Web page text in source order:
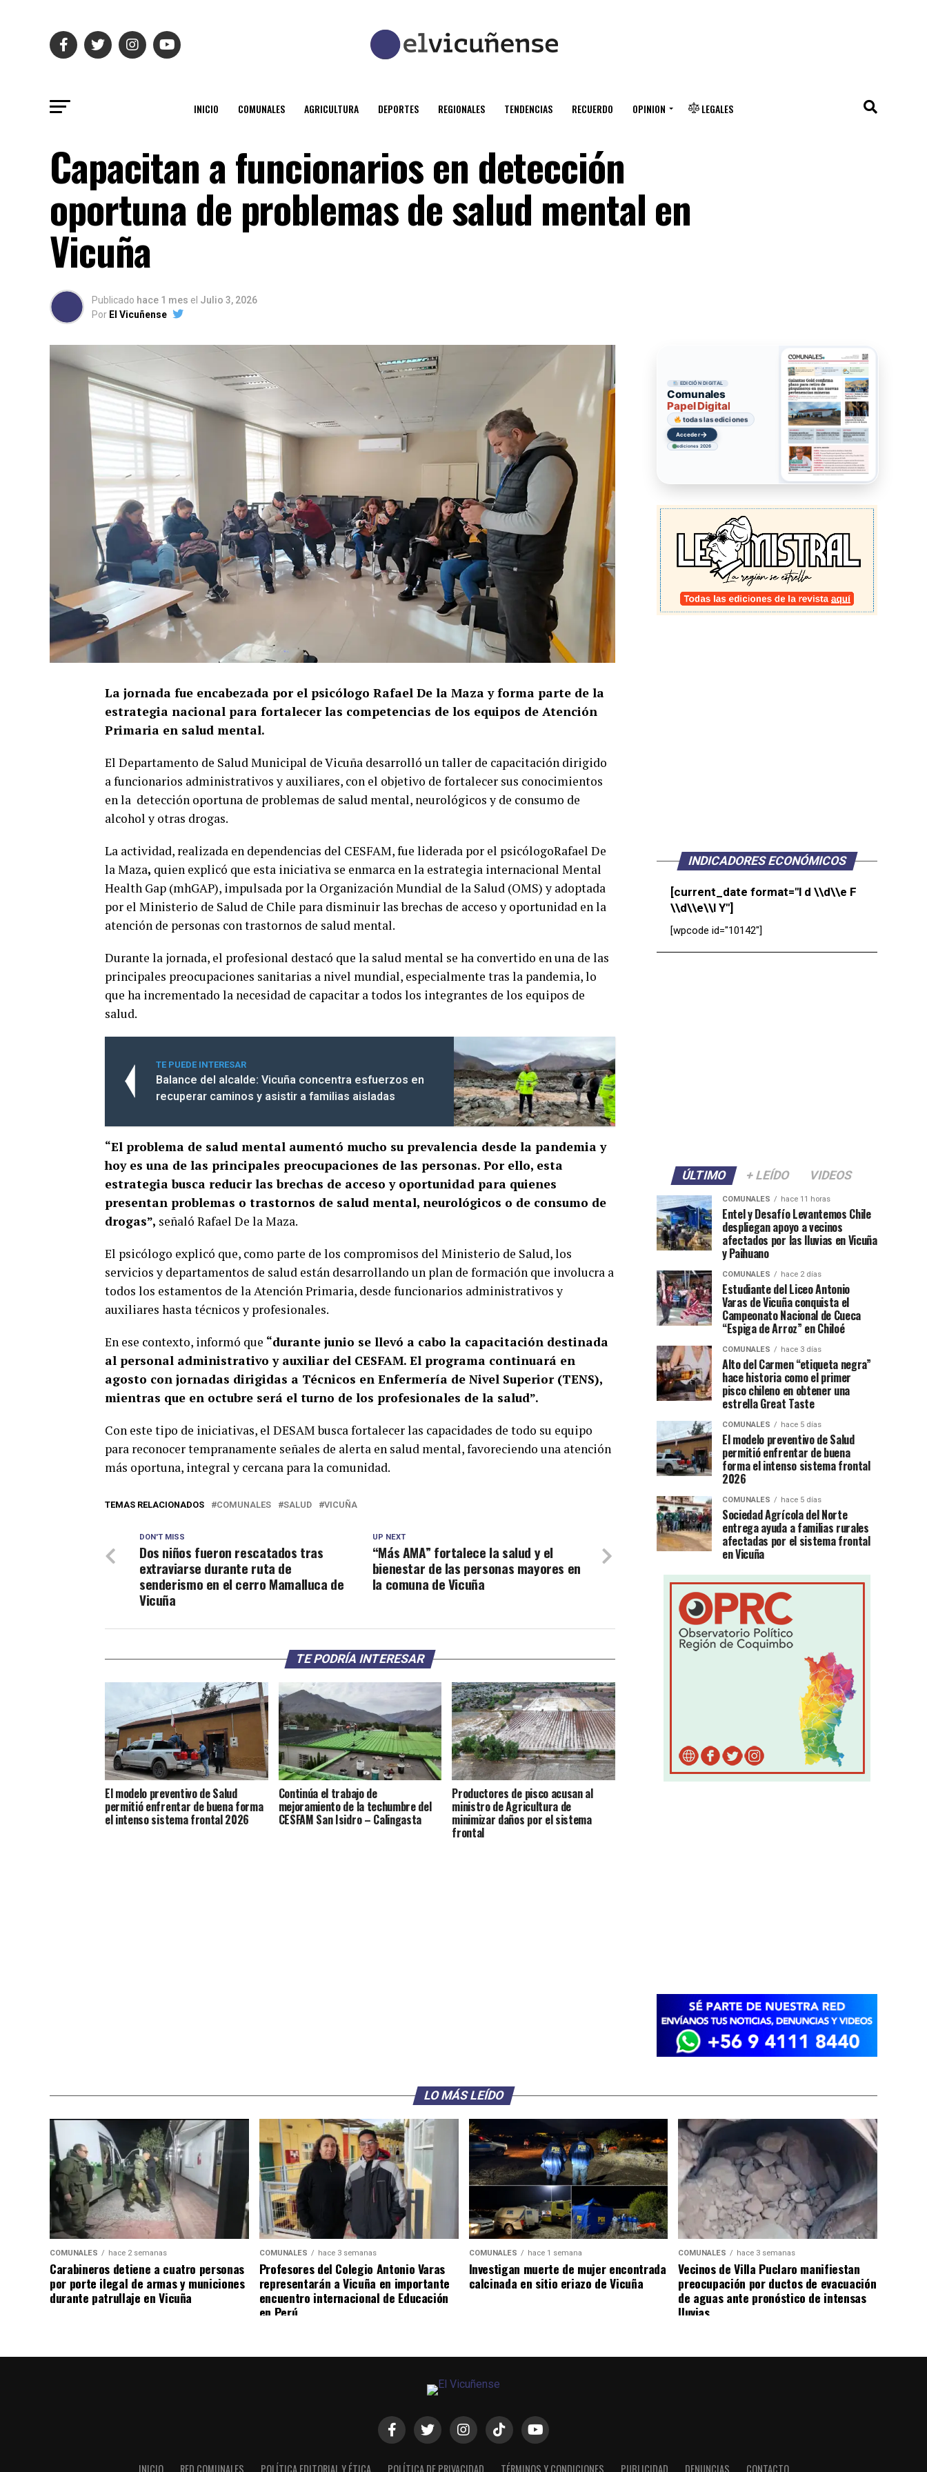
INICIO COMUNALES AGRICULTURA DEPORTES REGIONALES TENDENCIAS RECUERDO OPINION LEGALES
Capacitan a funcionarios en detección
oportuna de problemas de salud mental en
Vicuña
Publicado hace 1 mes el Julio 3, 2026
Por El Vicuñense
La jornada fue encabezada por el psicólogo Rafael De la Maza y forma parte de la
estrategia nacional para fortalecer las competencias de los equipos de Atención
Primaria en salud mental.
El Departamento de Salud Municipal de Vicuña desarrolló un taller de capacitación dirigido
a funcionarios administrativos y auxiliares, con el objetivo de fortalecer sus conocimientos
en la detección oportuna de problemas de salud mental, neurológicos y de consumo de
alcohol y otras drogas.
La actividad, realizada en dependencias del CESFAM, fue liderada por el psicólogoRafael De
la Maza, quien explicó que esta iniciativa se enmarca en la estrategia internacional Mental
Health Gap (mhGAP), impulsada por la Organización Mundial de la Salud (OMS) y adoptada
por el Ministerio de Salud de Chile para disminuir las brechas de acceso y oportunidad en la
atención de personas con trastornos de salud mental.
Durante la jornada, el profesional destacó que la salud mental se ha convertido en una de las
principales preocupaciones sanitarias a nivel mundial, especialmente tras la pandemia, lo
que ha incrementado la necesidad de capacitar a todos los integrantes de los equipos de
salud.
TE PUEDE INTERESAR
Balance del alcalde: Vicuña concentra esfuerzos en
recuperar caminos y asistir a familias aisladas
“El problema de salud mental aumentó mucho su prevalencia desde la pandemia y
hoy es una de las principales preocupaciones de las personas. Por ello, esta
estrategia busca reducir las brechas de acceso y oportunidad para quienes
presentan problemas o trastornos de salud mental, neurológicos o de consumo de
drogas”, señaló Rafael De la Maza.
El psicólogo explicó que, como parte de los compromisos del Ministerio de Salud, los
servicios y departamentos de salud están desarrollando un plan de formación que involucra a
todos los estamentos de la Atención Primaria, desde funcionarios administrativos y
auxiliares hasta técnicos y profesionales.
En ese contexto, informó que “durante junio se llevó a cabo la capacitación destinada
al personal administrativo y auxiliar del CESFAM. El programa continuará en
agosto con jornadas dirigidas a Técnicos en Enfermería de Nivel Superior (TENS),
mientras que en octubre será el turno de los profesionales de la salud”.
Con este tipo de iniciativas, el DESAM busca fortalecer las capacidades de todo su equipo
para reconocer tempranamente señales de alerta en salud mental, favoreciendo una atención
más oportuna, integral y cercana para la comunidad.
TEMAS RELACIONADOS COMUNALES SALUD VICUÑA
UP NEXT
“Más AMA” fortalece la salud y el
bienestar de las personas mayores en
la comuna de Vicuña
DON'T MISS
Dos niños fueron rescatados tras
extraviarse durante ruta de
senderismo en el cerro Mamalluca de
Vicuña
TE PODRÍA INTERESAR
El modelo preventivo de Salud
permitió enfrentar de buena forma
el intenso sistema frontal 2026
Continúa el trabajo de
mejoramiento de la techumbre del
CESFAM San Isidro – Calingasta
Productores de pisco acusan al
ministro de Agricultura de
minimizar daños por el sistema
frontal
EDICIÓN DIGITAL
Comunales
Papel Digital
todas las ediciones
Acceder→
ediciones 2026
INDICADORES ECONÓMICOS
[current_date format="l d \\d\\e F
\\d\\e\\l Y"]
[wpcode id="10142"]
ÚLTIMO + LEÍDO VIDEOS
COMUNALES hace 11 horas
Entel y Desafío Levantemos Chile
despliegan apoyo a vecinos
afectados por las lluvias en Vicuña
y Paihuano
COMUNALES hace 2 días
Estudiante del Liceo Antonio
Varas de Vicuña conquista el
Campeonato Nacional de Cueca
“Espiga de Arroz” en Chiloé
COMUNALES hace 3 días
Alto del Carmen “etiqueta negra”
hace historia como el primer
pisco chileno en obtener una
estrella Great Taste
COMUNALES hace 5 días
El modelo preventivo de Salud
permitió enfrentar de buena
forma el intenso sistema frontal
2026
COMUNALES hace 5 días
Sociedad Agrícola del Norte
entrega ayuda a familias rurales
afectadas por el sistema frontal
en Vicuña
LO MÁS LEÍDO
COMUNALES hace 2 semanas
Carabineros detiene a cuatro personas
por porte ilegal de armas y municiones
durante patrullaje en Vicuña
COMUNALES hace 3 semanas
Profesores del Colegio Antonio Varas
representarán a Vicuña en importante
encuentro internacional de Educación
en Perú
COMUNALES hace 1 semana
Investigan muerte de mujer encontrada
calcinada en sitio eriazo de Vicuña
COMUNALES hace 3 semanas
Vecinos de Villa Puclaro manifiestan
preocupación por ductos de evacuación
de aguas ante pronóstico de intensas
lluvias